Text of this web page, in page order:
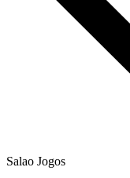
Salao Jogos